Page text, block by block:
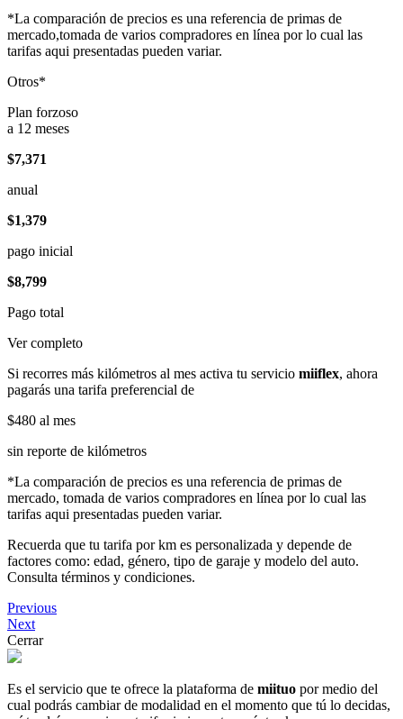
*La comparación de precios es una referencia de primas de
mercado,tomada de varios compradores en línea por lo cual las
tarifas aqui presentadas pueden variar.
Otros*
Plan forzoso
a 12 meses
$7,371
anual
$1,379
pago inicial
$8,799
Pago total
Ver completo
Si recorres más kilómetros al mes activa tu servicio miiflex, ahora
pagarás una tarifa preferencial de
$480 al mes
sin reporte de kilómetros
*La comparación de precios es una referencia de primas de
mercado, tomada de varios compradores en línea por lo cual las
tarifas aqui presentadas pueden variar.
Recuerda que tu tarifa por km es personalizada y depende de
factores como: edad, género, tipo de garaje y modelo del auto.
Consulta términos y condiciones.
Previous
Next
Cerrar
Es el servicio que te ofrece la plataforma de miituo por medio del
cual podrás cambiar de modalidad en el momento que tú lo decidas,